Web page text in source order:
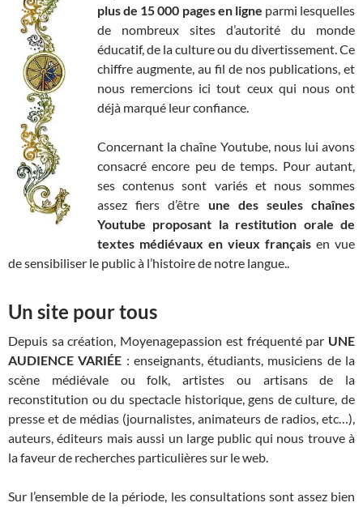
plus de 15 000 pages en ligne parmi lesquelles
de nombreux sites d’autorité du monde
éducatif, de la culture ou du divertissement. Ce
chiffre augmente, au fil de nos publications, et
nous remercions ici tout ceux qui nous ont
déjà marqué leur confiance.
Concernant la chaîne Youtube, nous lui avons
consacré encore peu de temps. Pour autant,
ses contenus sont variés et nous sommes
assez fiers d’être une des seules chaînes
Youtube proposant la restitution orale de
textes médiévaux en vieux français en vue
de sensibiliser le public à l’histoire de notre langue..
Un site pour tous
Depuis sa création, Moyenagepassion est fréquenté par UNE
AUDIENCE VARIÉE : enseignants, étudiants, musiciens de la
scène médiévale ou folk, artistes ou artisans de la
reconstitution ou du spectacle historique, gens de culture, de
presse et de médias (journalistes, animateurs de radios, etc…),
auteurs, éditeurs mais aussi un large public qui nous trouve à
la faveur de recherches particulières sur le web.
Sur l’ensemble de la période, les consultations sont assez bien